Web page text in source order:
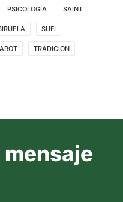
PSICOLOGIA SAINT
SUFI
TRADICION